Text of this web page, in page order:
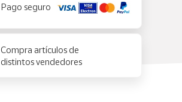
Pago seguro
Compra artículos de
distintos vendedores